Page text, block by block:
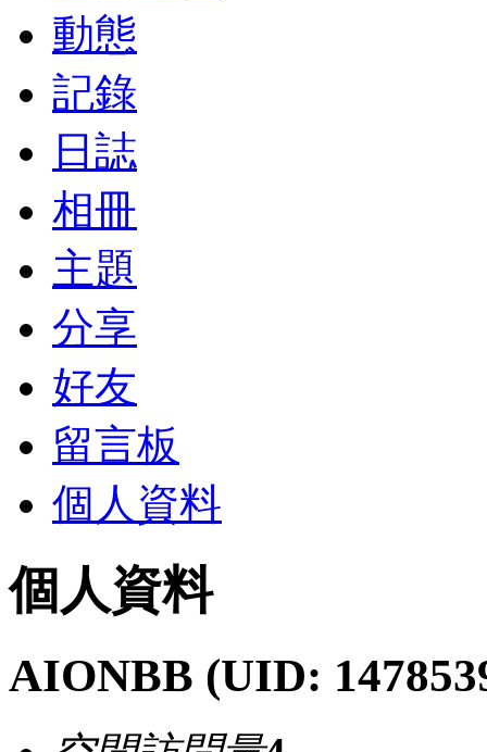
動態
記錄
日誌
相冊
主題
分享
好友
留言板
個人資料
個人資料
AIONBB (UID: